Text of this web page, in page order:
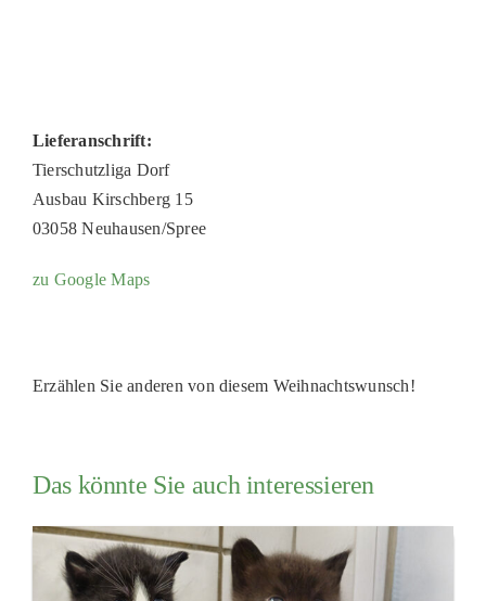
Lieferanschrift:
Tierschutzliga Dorf
Ausbau Kirschberg 15
03058 Neuhausen/Spree
zu Google Maps
Erzählen Sie anderen von diesem Weihnachtswunsch!
Das könnte Sie auch interessieren